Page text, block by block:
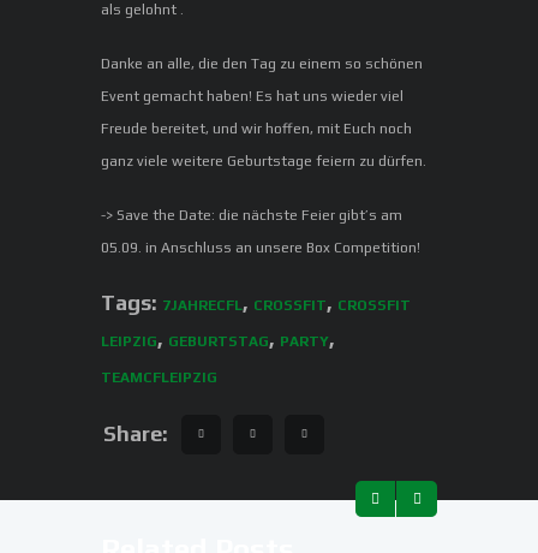
als gelohnt .
Danke an alle, die den Tag zu einem so schönen
Event gemacht haben! Es hat uns wieder viel
Freude bereitet, und wir hoffen, mit Euch noch
ganz viele weitere Geburtstage feiern zu dürfen.
-> Save the Date: die nächste Feier gibt’s am
05.09. in Anschluss an unsere Box Competition!
Tags: 7JAHRECFL, CROSSFIT, CROSSFIT
LEIPZIG, GEBURTSTAG, PARTY,
TEAMCFLEIPZIG
Share: